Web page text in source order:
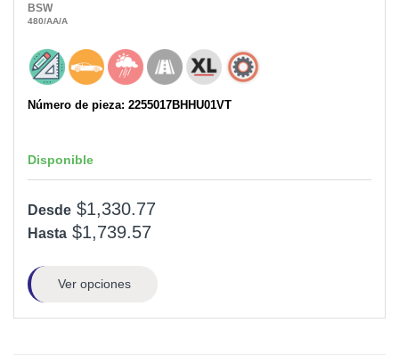
BSW
480/AA/A
Número de pieza: 2255017BHHU01VT
Disponible
Desde $1,330.77
Hasta $1,739.57
Ver opciones